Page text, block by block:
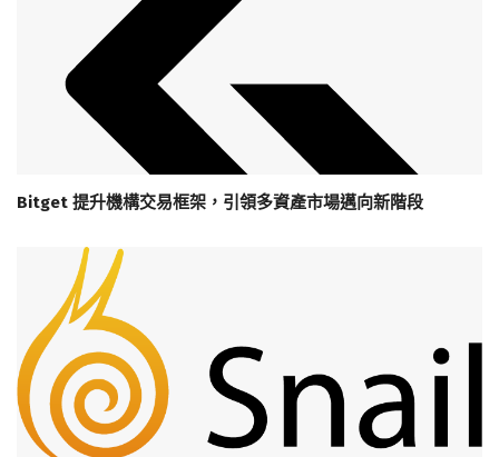
Bitget 提升機構交易框架，引領多資產市場邁向新階段